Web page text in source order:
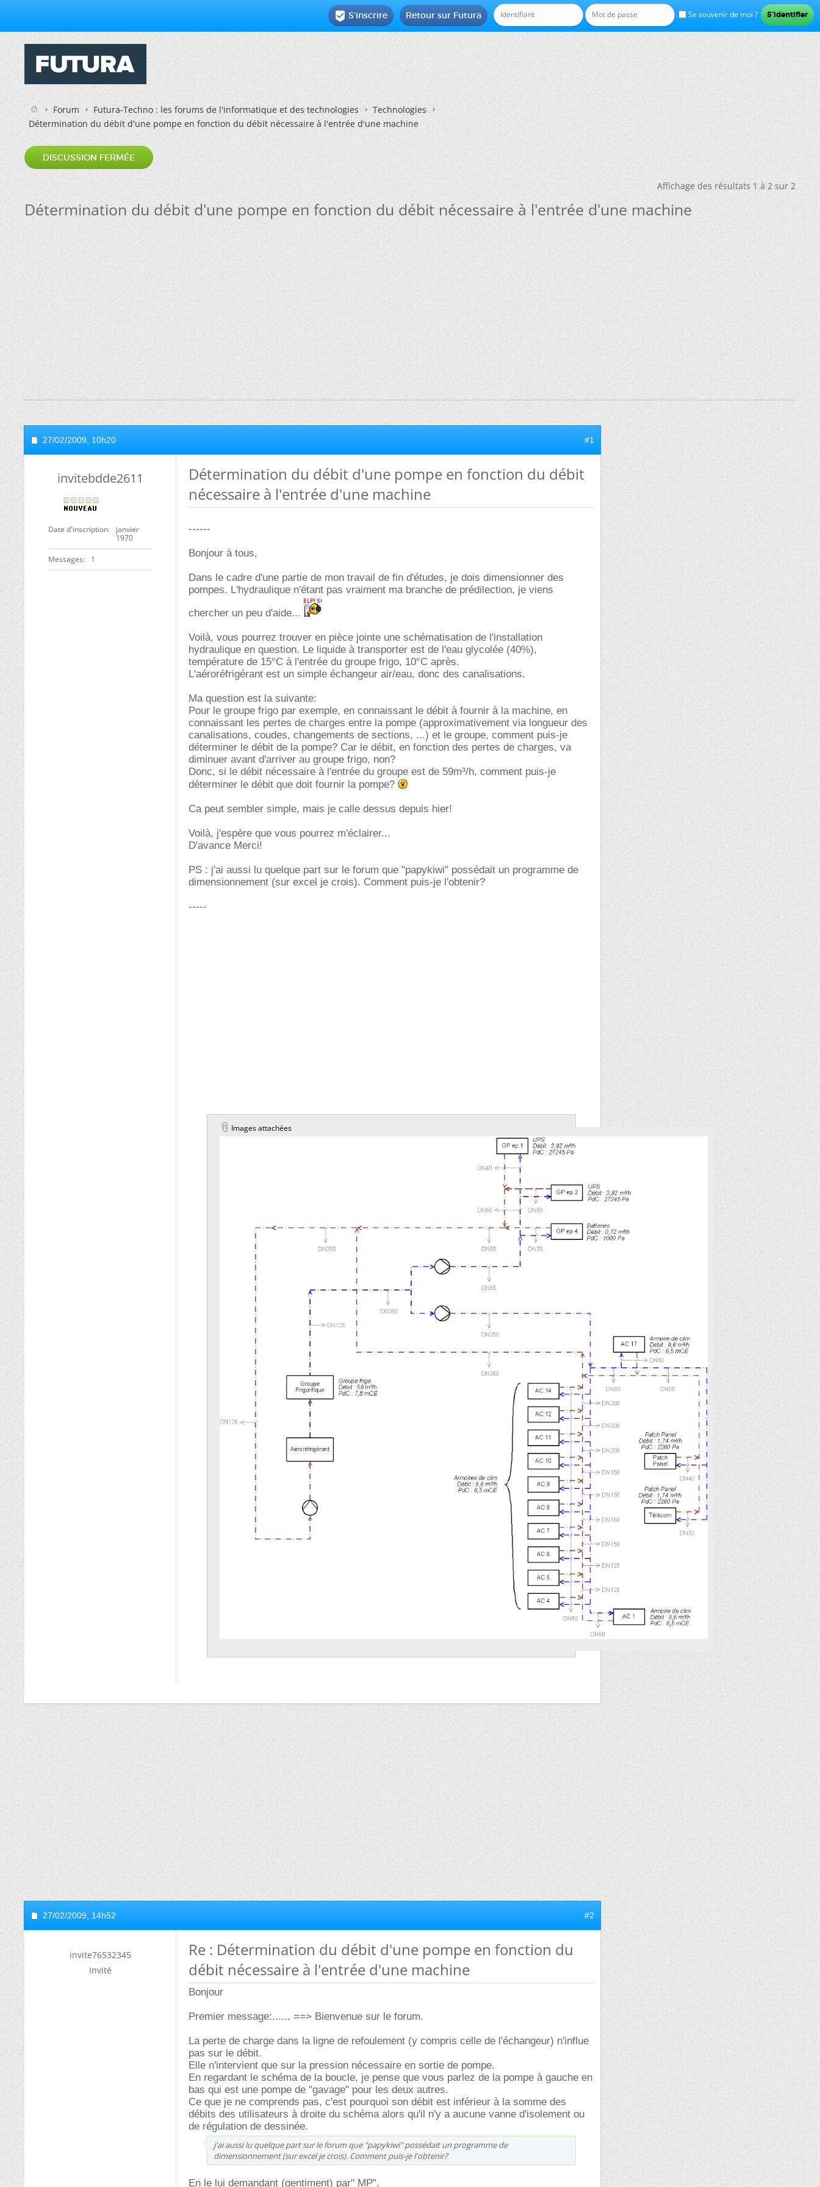
Se souvenir de moi ?
Retour sur Futura
 S'inscrire
Forum Futura-Techno : les forums de l'informatique et des technologies
Technologies
Détermination du débit d'une pompe en fonction du débit nécessaire à l'entrée d'une machine
DISCUSSION FERMÉE
Affichage des résultats 1 à 2 sur 2
Détermination du débit d'une pompe en fonction du débit nécessaire à l'entrée d'une machine
27/02/2009, 10h20 #1
invitebdde2611
Date d'inscription
janvier
1970
Messages 1
Détermination du débit d'une pompe en fonction du débit
nécessaire à l'entrée d'une machine
------
Bonjour à tous,
Dans le cadre d'une partie de mon travail de fin d'études, je dois dimensionner des
pompes. L'hydraulique n'étant pas vraiment ma branche de prédilection, je viens
chercher un peu d'aide...
Voilà, vous pourrez trouver en pièce jointe une schématisation de l'installation
hydraulique en question. Le liquide à transporter est de l'eau glycolée (40%),
température de 15°C à l'entrée du groupe frigo, 10°C après.
L'aéroréfrigérant est un simple échangeur air/eau, donc des canalisations.
Ma question est la suivante:
Pour le groupe frigo par exemple, en connaissant le débit à fournir à la machine, en
connaissant les pertes de charges entre la pompe (approximativement via longueur des
canalisations, coudes, changements de sections, ...) et le groupe, comment puis-je
déterminer le débit de la pompe? Car le débit, en fonction des pertes de charges, va
diminuer avant d'arriver au groupe frigo, non?
Donc, si le débit nécessaire à l'entrée du groupe est de 59m³/h, comment puis-je
déterminer le débit que doit fournir la pompe?
Ca peut sembler simple, mais je calle dessus depuis hier!
Voilà, j'espère que vous pourrez m'éclairer...
D'avance Merci!
PS : j'ai aussi lu quelque part sur le forum que "papykiwi" possédait un programme de
dimensionnement (sur excel je crois). Comment puis-je l'obtenir?
-----
Images attachées
27/02/2009, 14h52 #2
invite76532345
Invité
Re : Détermination du débit d'une pompe en fonction du
débit nécessaire à l'entrée d'une machine
Bonjour
Premier message:...... ==> Bienvenue sur le forum.
La perte de charge dans la ligne de refoulement (y compris celle de l'échangeur) n'influe
pas sur le débit.
Elle n'intervient que sur la pression nécessaire en sortie de pompe.
En regardant le schéma de la boucle, je pense que vous parlez de la pompe à gauche en
bas qui est une pompe de "gavage" pour les deux autres.
Ce que je ne comprends pas, c'est pourquoi son débit est inférieur à la somme des
débits des utilisateurs à droite du schéma alors qu'il n'y a aucune vanne d'isolement ou
de régulation de dessinée.
j'ai aussi lu quelque part sur le forum que "papykiwi" possédait un programme de
dimensionnement (sur excel je crois). Comment puis-je l'obtenir?
En le lui demandant (gentiment) par" MP".